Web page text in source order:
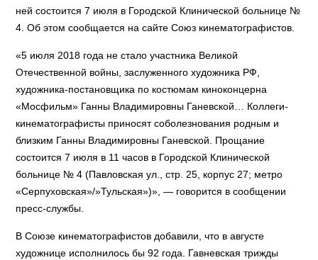
ней состоится 7 июля в Городской Клинической больнице №
4. Об этом сообщается на сайте Союз кинематографистов.
«5 июля 2018 года не стало участника Великой
Отечественной войны, заслуженного художника РФ,
художника-постановщика по костюмам киноконцерна
«Мосфильм» Ганны Владимировны Ганевской… Коллеги-
кинематографисты приносят соболезнования родным и
близким Ганны Владимировны Ганевской. Прощание
состоится 7 июля в 11 часов в Городской Клинической
больнице № 4 (Павловская ул., стр. 25, корпус 27; метро
«Серпуховская»/»Тульская»)», — говорится в сообщении
пресс-службы.
В Союзе кинематографистов добавили, что в августе
художнице исполнилось бы 92 года. Гавневская трижды